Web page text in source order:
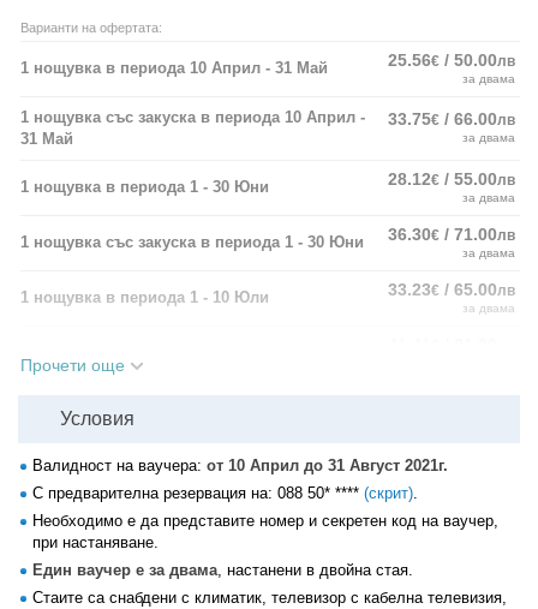
Варианти на офертата:
1 нощувка в периода 10 Април - 31 Май 25.56€ / 50.00лв
за двама
1 нощувка със закуска в периода 10 Април -
31 Май
33.75€ / 66.00лв
за двама
1 нощувка в периода 1 - 30 Юни 28.12€ / 55.00лв
за двама
1 нощувка със закуска в периода 1 - 30 Юни 36.30€ / 71.00лв
за двама
1 нощувка в периода 1 - 10 Юли 33.23€ / 65.00лв
за двама
1 нощувка в периода 11 Юли - 31 Август
1 нощувка за двама със закуска в периода 11
Юли - 31 Август
49.08 €
Офертата включва още:
• малък и компактен външен басейн;
• интернет.
Прочети още
Условия
Валидност на ваучера: от 10 Април до 31 Август 2021г.
С предварителна резервация на: 088 50* **** (скрит).
Необходимо е да представите номер и секретен код на ваучер,
при настаняване.
Един ваучер е за двама, настанени в двойна стая.
Стаите са снабдени с климатик, телевизор с кабелна телевизия,